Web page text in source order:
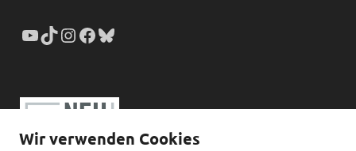
Wir verwenden Cookies